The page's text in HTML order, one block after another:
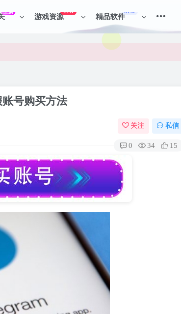
上新
游戏资源
NEW
精品软件
NEW
号购买方法
关注 私信
0 34 15